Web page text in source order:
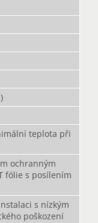
teplota při
ochranným
fólie s posílením
s nízkým
poškození